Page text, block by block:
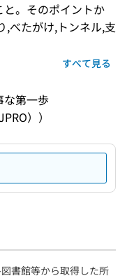
。そのポイントか
,べたがけ,トンネル,支
すべて見る
な第一歩
））
書館等から取得した所